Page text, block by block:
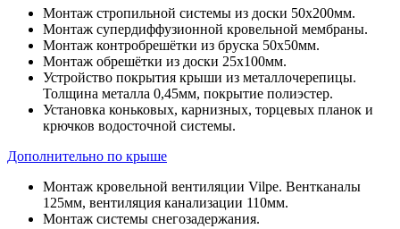
Монтаж стропильной системы из доски 50х200мм.
Монтаж супердиффузионной кровельной мембраны.
Монтаж контробрешётки из бруска 50х50мм.
Монтаж обрешётки из доски 25х100мм.
Устройство покрытия крыши из металлочерепицы.
Толщина металла 0,45мм, покрытие полиэстер.
Установка коньковых, карнизных, торцевых планок и
крючков водосточной системы.
Дополнительно по крыше
Монтаж кровельной вентиляции Vilpe. Вентканалы
125мм, вентиляция канализации 110мм.
Монтаж системы снегозадержания.